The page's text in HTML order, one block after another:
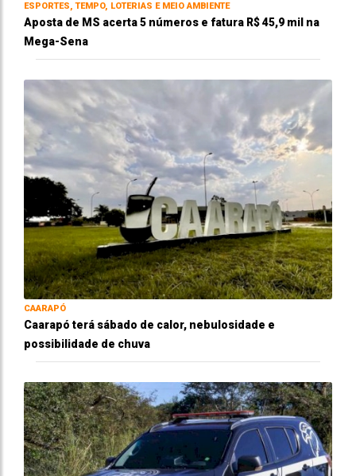
ESPORTES, TEMPO, LOTERIAS E MEIO AMBIENTE
Aposta de MS acerta 5 números e fatura R$ 45,9 mil na
Mega-Sena
CAARAPÓ
Caarapó terá sábado de calor, nebulosidade e
possibilidade de chuva